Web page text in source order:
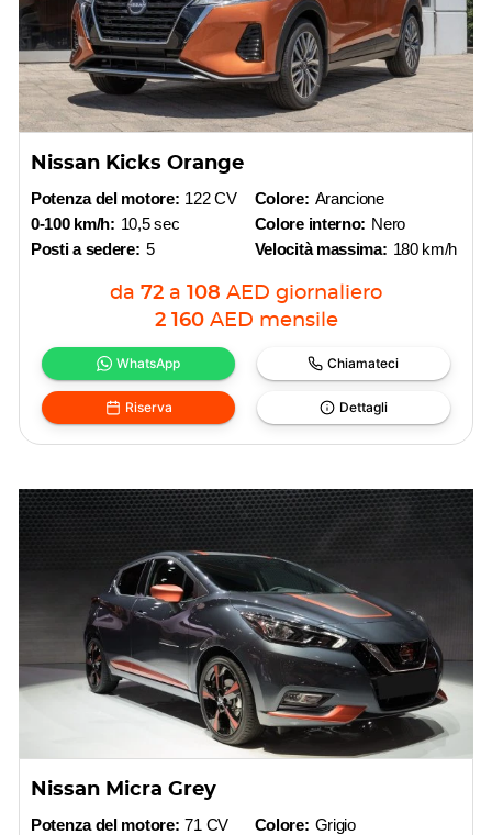
Nissan Kicks Orange
Potenza del motore: 122 CV
0-100 km/h: 10,5 sec
Posti a sedere: 5
Colore: Arancione
Colore interno: Nero
Velocità massima: 180 km/h
da 72 a 108 AED giornaliero
2 160 AED mensile
WhatsApp Chiamateci
Riserva Dettagli
Nissan Micra Grey
Potenza del motore: 71 CV
Colore: Grigio